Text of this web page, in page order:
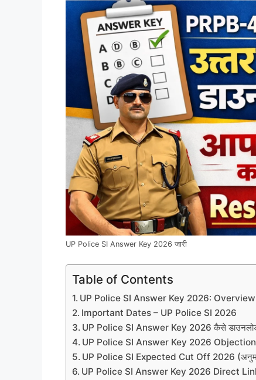
UP Police SI Answer Key 2026 जारी
Table of Contents
UP Police SI Answer Key 2026: Overview
Important Dates – UP Police SI 2026
UP Police SI Answer Key 2026 कैसे
UP Police SI Answer Key 2026
UP Police SI Expected Cut Off 2026
UP Police SI Answer Key 2026 Direct